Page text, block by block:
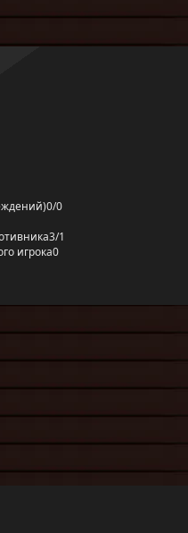
0/0
3/1
игрока0